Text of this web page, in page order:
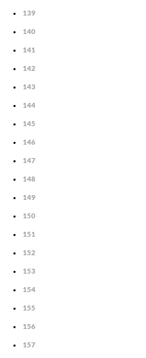
139
140
141
142
143
144
145
146
147
148
149
150
151
152
153
154
155
156
157